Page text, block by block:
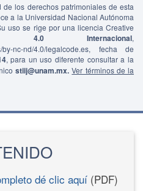
de los derechos patrimoniales de esta
a la Universidad Nacional Autónoma
uso se rige por una licencia Creative
ND 4.0 Internacional,
by-nc-nd/4.0/legalcode.es, fecha de
, para un uso diferente consultar a la
stiij@unam.mx. Ver términos de la
dé clic aquí (PDF)